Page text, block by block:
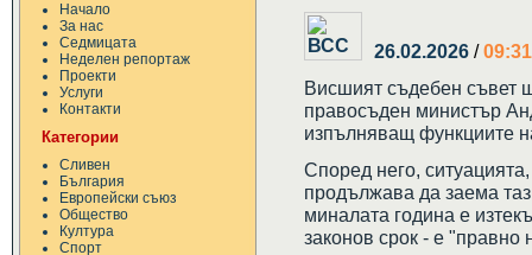
Начало
За нас
Седмицата
Неделен репортаж
Проекти
Услуги
Контакти
Категории
Сливен
България
Европейски съюз
Общество
Култура
Спорт
26.02.2026 /09:31
Висшият съдебен съвет
правосъден министър
изпълняващ функциите
Според него,
продължава да заема
миналата година е
законов срок - е "правно